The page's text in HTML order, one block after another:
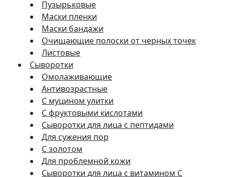
Пузырьковые
Маски пленки
Маски бандажи
Очищающие полоски от черных точек
Листовые
Сыворотки
Омолаживающие
Антивозрастные
С муцином улитки
С фруктовыми кислотами
Сыворотки для лица с пептидами
Для сужения пор
С золотом
Для проблемной кожи
Сыворотки для лица с витамином C